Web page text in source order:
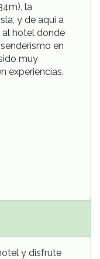
la
y de aquí a
al hotel donde
en
muy
experiencias.
y disfrute